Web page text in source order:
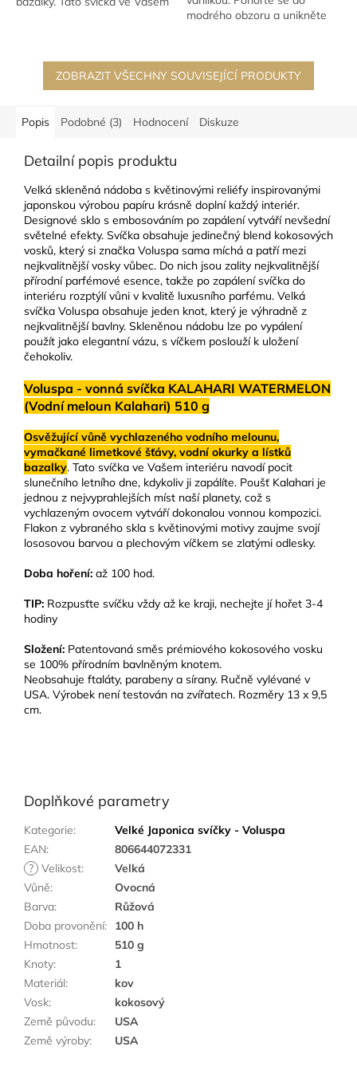
modrého obzoru a unikněte
ZOBRAZIT VŠECHNY SOUVISEJÍCÍ PRODUKTY
Popis Podobné (3) Hodnocení Diskuze
Detailní popis produktu
Velká skleněná nádoba s květinovými reliéfy inspirovanými
japonskou výrobou papíru krásně doplní každý interiér.
Designové sklo s embosováním po zapálení vytváří nevšední
světelné efekty. Svíčka obsahuje jedinečný blend kokosových
vosků, který si značka Voluspa sama míchá a patří mezi
nejkvalitnější vosky vůbec. Do nich jsou zality nejkvalitnější
přírodní parfémové esence, takže po zapálení svíčka do
interiéru rozptýlí vůni v kvalitě luxusního parfému. Velká
svíčka Voluspa obsahuje jeden knot, který je výhradně z
nejkvalitnější bavlny. Skleněnou nádobu lze po vypálení
použít jako elegantní vázu, s víčkem poslouží k uložení
čehokoliv.
Voluspa - vonná svíčka KALAHARI WATERMELON
(Vodní meloun Kalahari) 510 g
Osvěžující vůně vychlazeného vodního melounu,
vymačkané limetkové šťávy, vodní okurky a lístků
bazalky. Tato svíčka ve Vašem interiéru navodí pocit
slunečního letního dne, kdykoliv ji zapálíte. Poušť Kalahari je
jednou z nejvyprahlejších míst naší planety, což s
vychlazeným ovocem vytváří dokonalou vonnou kompozici.
Flakon z vybraného skla s květinovými motivy zaujme svojí
lososovou barvou a plechovým víčkem se zlatými odlesky.
Doba hoření: až 100 hod.
TIP: Rozpusťte svíčku vždy až ke kraji, nechejte jí hořet 3-4
hodiny
Složení: Patentovaná směs prémiového kokosového vosku
se 100% přírodním bavlněným knotem.
Neobsahuje ftaláty, parabeny a sírany. Ručně vylévané v
USA. Výrobek není testován na zvířatech. Rozměry 13 x 9,5
cm.
Doplňkové parametry
Kategorie:
Velké Japonica svíčky - Voluspa
EAN:
806644072331
? Velikost:
Velká
Vůně:
Ovocná
Barva:
Růžová
Doba provonění:
100 h
Hmotnost:
510 g
Knoty:
1
Materiál:
kov
Vosk:
kokosový
Země původu:
USA
Země výroby: USA